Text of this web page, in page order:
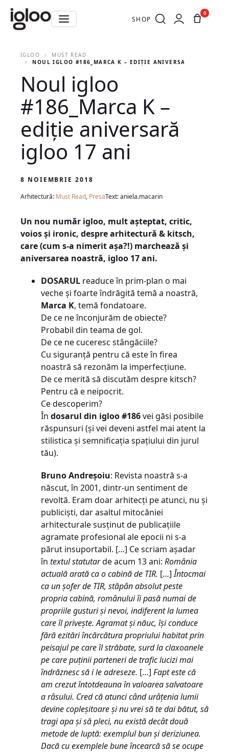
SHOP
0
IGLOO
MUST READ
NOUL IGLOO #186_MARCA K – EDIȚIE ANIVERSARĂ IGLOO
Noul igloo
#186_Marca K –
ediție aniversară
igloo 17 ani
8 NOIEMBRIE 2018
Arhitectură: Must Read, PresaText: aniela.macarin
Un nou număr igloo, mult așteptat, critic,
voios și ironic, despre arhitectură & kitsch,
care (cum s-a nimerit așa?!) marchează și
aniversarea noastră, igloo 17 ani.
DOSARUL readuce în prim-plan o mai
veche și foarte îndrăgită temă a noastră,
Marca K, temă fondatoare.
De ce ne înconjurăm de obiecte?
Probabil din teama de gol.
De ce ne cuceresc stângăciile?
Cu siguranță pentru că este în firea
noastră să rezonăm la imperfecțiune.
De ce merită să discutăm despre kitsch?
Pentru că e neipocrit.
Ce descoperim?
În dosarul din igloo #186vei găsi posibile
răspunsuri (și vei deveni astfel mai atent la
stilistica și semnificația spațiului din jurul
tău).
Bruno Andreșoiu: Revista noastră s-a
născut, în 2001, dintr-un sentiment de
revoltă. Eram doar arhitecți pe atunci, nu și
publiciști, dar asaltul mitocăniei
arhitecturale susținut de publicațiile
agramate profesional ale epocii ni s-a
părut insuportabil. […] Ce scriam așadar
în textul statutarde acum 13 ani: România
actuală arată ca o cabină de TIR. […]Întocmai
ca un șofer de TIR, stăpân absolut peste
propria cabină, românului îi pasă numai de
propriile gusturi și nevoi, indiferent la lumea
care îl privește. Agramat și năuc, își conduce
fără ezitări încărcătura propriului habitat prin
peisajul pe care îl străbate, surd la claxoanele
pe care puținii parteneri de trafic lucizi mai
îndrăznesc să i le adreseze. […] Fapt este că
am crezut întotdeauna în valoarea salvatoare
a râsului. Cred că atunci când urâțenia lumii
devine copleșitoare și nu vrei să te dai bătut, să
tragi apa și să pleci, nu există decât două
metode de luptă: exemplul bun și deriziunea.
Dacă cu exemplele bune încearcă să se ocupe